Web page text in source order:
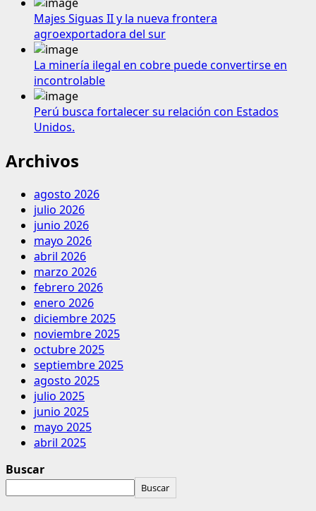
Majes Siguas II y la nueva frontera
agroexportadora del sur
La minería ilegal en cobre puede convertirse en
incontrolable
Perú busca fortalecer su relación con Estados
Unidos.
Archivos
agosto 2026
julio 2026
junio 2026
mayo 2026
abril 2026
marzo 2026
febrero 2026
enero 2026
diciembre 2025
noviembre 2025
octubre 2025
septiembre 2025
agosto 2025
julio 2025
junio 2025
mayo 2025
abril 2025
Buscar
Buscar